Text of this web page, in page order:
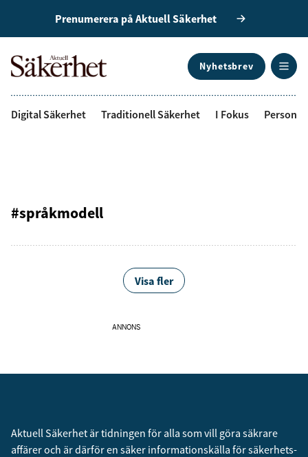
Prenumerera på Aktuell Säkerhet
Nyhetsbrev
Digital Säkerhet Traditionell Säkerhet I Fokus
#språkmodell
Visa fler
ANNONS
Aktuell Säkerhet är tidningen för alla som vill göra säkrare
affärer och är därför en säker informationskälla för säkerhets­